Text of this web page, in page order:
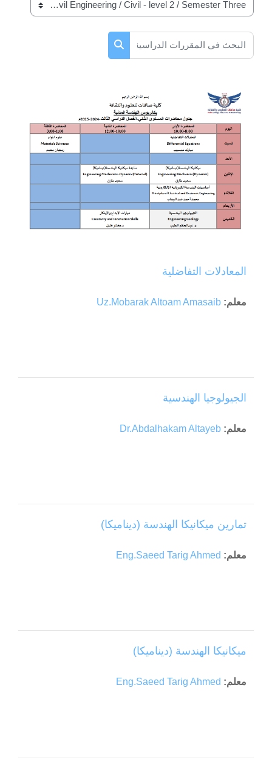
تصنيفات المقررات
البحث في المقررات الدراسية
البحث في المقررات الدراسية
المعادلات التفاضلية
معلم: Uz.Mobarak Altoam Amasaib
الجيولوجيا الهندسية
معلم: Dr.Abdalhakam Altayeb
تمارين ميكانيكا الهندسة (ديناميكا)
معلم: Eng.Saeed Tarig Ahmed
ميكانيكا الهندسة (ديناميكا)
معلم: Eng.Saeed Tarig Ahmed